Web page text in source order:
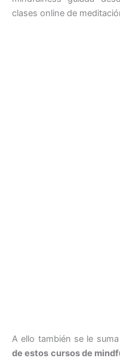
clases online de
A ello también se le
de estos cursos de